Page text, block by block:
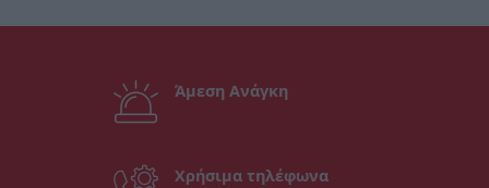
Άμεση Ανάγκη
Χρήσιμα τηλέφωνα